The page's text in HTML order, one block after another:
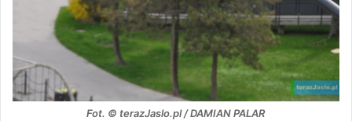
Fot. © terazJaslo.pl / DAMIAN PALAR